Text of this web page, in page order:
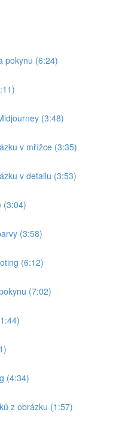
pokynu (6:24)
(3:48)
v mřížce (3:35)
v detailu (3:53)
(3:04)
(3:58)
(6:12)
(7:02)
(4:34)
z obrázku (1:57)